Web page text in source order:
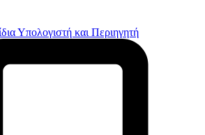
Υπολογιστή και Περιηγητή